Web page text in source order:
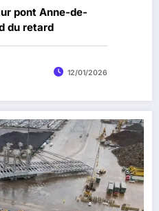
pont Anne-de-
du retard
12/01/2026